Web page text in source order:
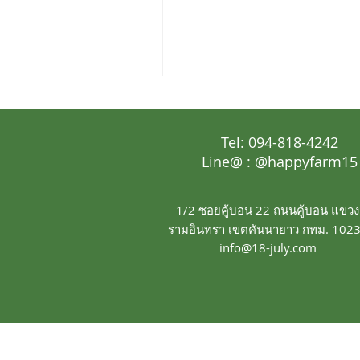
Tel: 094-818-4242
Line@ : @happyfarm15
1/2 ซอยคู้บอน 22 ถนนคู้บอน แขวง
รามอินทรา เขตคันนายาว กทม.
info@18-july.com